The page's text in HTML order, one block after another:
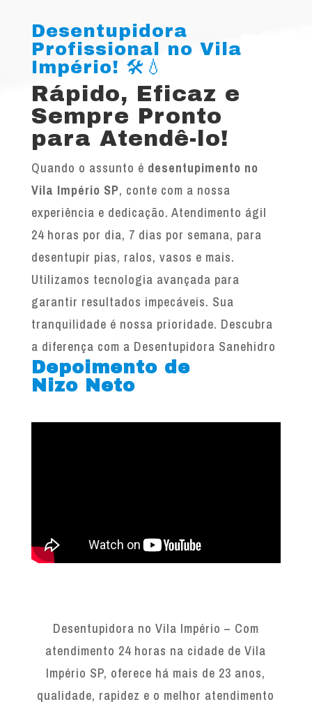
Desentupidora
Profissional no Vila
Império! 🛠️💧
Rápido, Eficaz e
Sempre Pronto
para Atendê-lo!
Quando o assunto é desentupimento no
Vila Império SP, conte com a nossa
experiência e dedicação. Atendimento ágil
24 horas por dia, 7 dias por semana, para
desentupir pias, ralos, vasos e mais.
Utilizamos tecnologia avançada para
garantir resultados impecáveis. Sua
tranquilidade é nossa prioridade. Descubra
a diferença com a Desentupidora Sanehidro
Depoimento de
Nizo Neto
Desentupidora no Vila Império – Com
atendimento 24 horas na cidade de Vila
Império SP, oferece há mais de 23 anos,
qualidade, rapidez e o melhor atendimento